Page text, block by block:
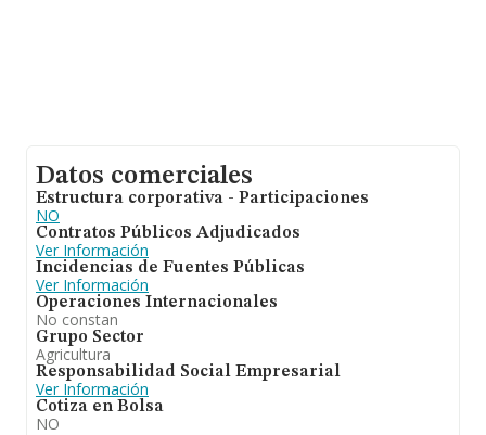
Datos comerciales
Estructura corporativa - Participaciones
NO
Contratos Públicos Adjudicados
Ver Información
Incidencias de Fuentes Públicas
Ver Información
Operaciones Internacionales
No constan
Grupo Sector
Agricultura
Responsabilidad Social Empresarial
Ver Información
Cotiza en Bolsa
NO